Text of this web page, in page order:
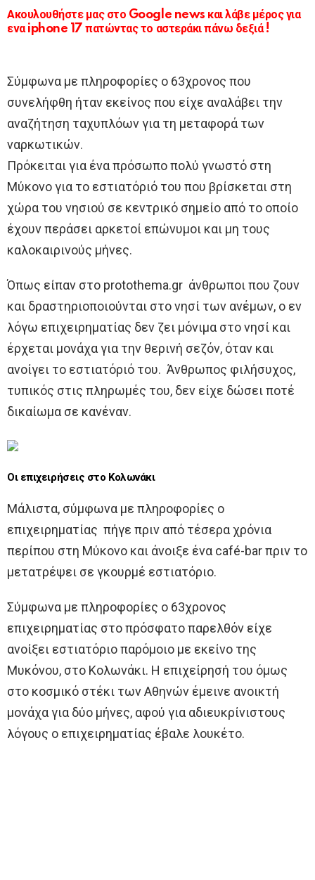
Ακουλουθήστε μας στο Google news και λάβε μέρος για
ενα iphone 17 πατώντας το αστεράκι πάνω δεξιά !
Σύμφωνα με πληροφορίες ο 63χρονος που
συνελήφθη ήταν εκείνος που είχε αναλάβει την
αναζήτηση ταχυπλόων για τη μεταφορά των
ναρκωτικών.
Πρόκειται για ένα πρόσωπο πολύ γνωστό στη
Μύκονο για το εστιατόριό του που βρίσκεται στη
χώρα του νησιού σε κεντρικό σημείο από το οποίο
έχουν περάσει αρκετοί επώνυμοι και μη τους
καλοκαιρινούς μήνες.
Όπως είπαν στο protothema.gr άνθρωποι που ζουν
και δραστηριοποιούνται στο νησί των ανέμων, ο εν
λόγω επιχειρηματίας δεν ζει μόνιμα στο νησί και
έρχεται μονάχα για την θερινή σεζόν, όταν και
ανοίγει το εστιατόριό του. Άνθρωπος φιλήσυχος,
τυπικός στις πληρωμές του, δεν είχε δώσει ποτέ
δικαίωμα σε κανέναν.
Οι επιχειρήσεις στο Κολωνάκι
Μάλιστα, σύμφωνα με πληροφορίες ο
επιχειρηματίας πήγε πριν από τέσερα χρόνια
περίπου στη Μύκονο και άνοιξε ένα café-bar πριν το
μετατρέψει σε γκουρμέ εστιατόριο.
Σύμφωνα με πληροφορίες ο 63χρονος
επιχειρηματίας στο πρόσφατο παρελθόν είχε
ανοίξει εστιατόριο παρόμοιο με εκείνο της
Μυκόνου, στο Κολωνάκι. Η επιχείρησή του όμως
στο κοσμικό στέκι των Αθηνών έμεινε ανοικτή
μονάχα για δύο μήνες, αφού για αδιευκρίνιστους
λόγους ο επιχειρηματίας έβαλε λουκέτο.